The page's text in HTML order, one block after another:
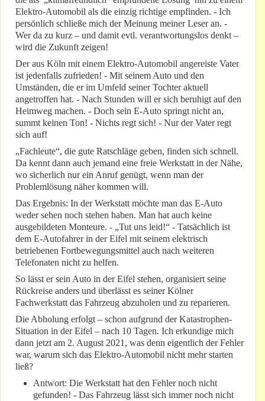
Elektro-Automobil als die einzig richtige empfinden. - Ich
persönlich schließe mich der Meinung meiner Leser an. -
Wer da zu kurz – und damit evtl. verantwortungslos denkt –
wird die Zukunft zeigen!
Der aus Köln mit einem Elektro-Automobil angereiste Vater
ist jedenfalls zufrieden! - Mit seinem Auto und den
Umständen, die er im Umfeld seiner Tochter aktuell
angetroffen hat. - Nach Stunden will er sich beruhigt auf den
Heimweg machen. - Doch sein E-Auto springt nicht an,
summt keinen Ton! - Nichts regt sich! - Nur der Vater regt
sich auf!
„Fachleute“, die gute Ratschläge geben, finden sich schnell.
Da kennt dann auch jemand eine freie Werkstatt in der Nähe,
wo sicherlich nur ein Anruf genügt, wenn man der
Problemlösung näher kommen will.
Das Ergebnis: In der Werkstatt möchte man das E-Auto
weder sehen noch stehen haben. Man hat auch keine
ausgebildeten Monteure. - „Tut uns leid!“ - Tatsächlich ist
dem E-Autofahrer in der Eifel mit seinem elektrisch
betriebenen Fortbewegungsmittel auch nach weiteren
Telefonaten nicht zu helfen.
So lässt er sein Auto in der Eifel stehen, organisiert seine
Rückreise anders und überlässt es seiner Kölner
Fachwerkstatt das Fahrzeug abzuholen und zu reparieren.
Die Abholung erfolgt – schon aufgrund der Katastrophen-
Situation in der Eifel – nach 10 Tagen. Ich erkundige mich
dann jetzt am 2. August 2021, was denn eigentlich der Fehler
war, warum sich das Elektro-Automobil nicht mehr starten
ließ?
Antwort: Die Werkstatt hat den Fehler noch nicht
gefunden! - Das Fahrzeug lässt sich immer noch nicht